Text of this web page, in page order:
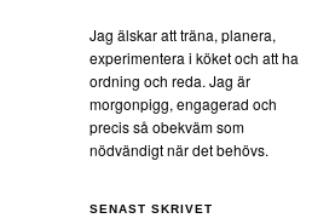
Jag älskar att träna, planera,
experimentera i köket och att ha
ordning och reda. Jag är
morgonpigg, engagerad och
precis så obekväm som
nödvändigt när det behövs.
SENAST SKRIVET